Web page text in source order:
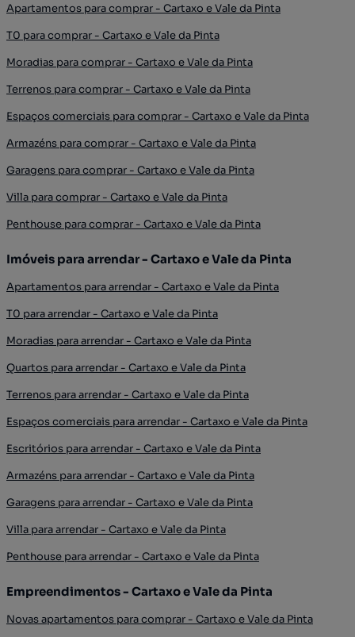
Apartamentos para comprar - Cartaxo e Vale da Pinta
T0 para comprar - Cartaxo e Vale da Pinta
Moradias para comprar - Cartaxo e Vale da Pinta
Terrenos para comprar - Cartaxo e Vale da Pinta
Espaços comerciais para comprar - Cartaxo e Vale da Pinta
Armazéns para comprar - Cartaxo e Vale da Pinta
Garagens para comprar - Cartaxo e Vale da Pinta
Villa para comprar - Cartaxo e Vale da Pinta
Penthouse para comprar - Cartaxo e Vale da Pinta
Imóveis para arrendar - Cartaxo e Vale da Pinta
Apartamentos para arrendar - Cartaxo e Vale da Pinta
T0 para arrendar - Cartaxo e Vale da Pinta
Moradias para arrendar - Cartaxo e Vale da Pinta
Quartos para arrendar - Cartaxo e Vale da Pinta
Terrenos para arrendar - Cartaxo e Vale da Pinta
Espaços comerciais para arrendar - Cartaxo e Vale da Pinta
Escritórios para arrendar - Cartaxo e Vale da Pinta
Armazéns para arrendar - Cartaxo e Vale da Pinta
Garagens para arrendar - Cartaxo e Vale da Pinta
Villa para arrendar - Cartaxo e Vale da Pinta
Penthouse para arrendar - Cartaxo e Vale da Pinta
Empreendimentos - Cartaxo e Vale da Pinta
Novas apartamentos para comprar - Cartaxo e Vale da Pinta